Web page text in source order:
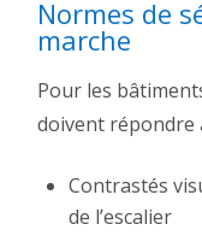
Normes de
marche
Pour les
doivent répondre
Contrastés
de l’escalier